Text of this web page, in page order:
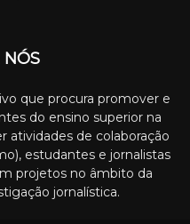
NÓS
que procura promover e
do ensino superior na
atividades de colaboração
estudantes e jornalistas
projetos no âmbito da
jornalística.